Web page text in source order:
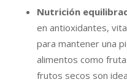
Nutrición
en antioxidantes,
para mantener una
alimentos como
frutos secos son